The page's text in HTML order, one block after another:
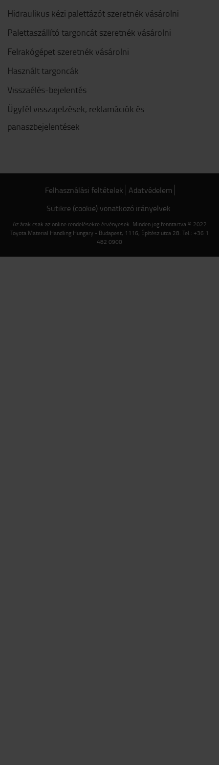
Hidraulikus kézi palettázót szeretnék vásárolni
Palettaszállító targoncát szeretnék vásárolni
Felrakógépet szeretnék vásárolni
Használt targoncák
Visszaélés-bejelentés
Ügyfél visszajelzések, reklamációk és
panaszbejelentések
Felhasználási feltételek Adatvédelem
Sütikre (cookie) vonatkozó irányelvek
Az árak csak az online rendelésekre érvényesek. Minden jog fenntartva © 2022
Toyota Material Handling Hungary - Budapest, 1116, Építész utca 28. Tel.: +36 1
482 0900